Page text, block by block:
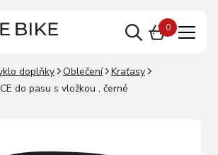
0
doplňky Oblečení
Kraťasy
do pasu s vložkou , černé